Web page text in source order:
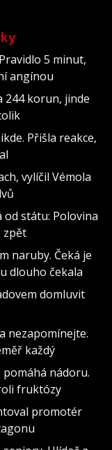
5 minut,
angínou
244 korun, jinde
Přišla reakce,
vylíčil Vémola
od státu: Polovina
zpět
naruby. Čeká je
dlouho čekala
domluvit
nezapomínejte.
každý
nádoru.
fruktózy
promotér